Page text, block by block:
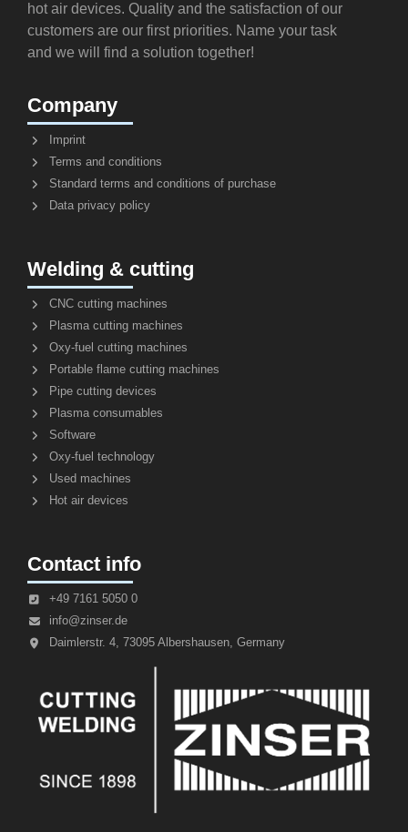
hot air devices. Quality and the satisfaction of our
customers are our first priorities. Name your task
and we will find a solution together!
Company
Imprint
Terms and conditions
Standard terms and conditions of purchase
Data privacy policy
Welding & cutting
CNC cutting machines
Plasma cutting machines
Oxy-fuel cutting machines
Portable flame cutting machines
Pipe cutting devices
Plasma consumables
Software
Oxy-fuel technology
Used machines
Hot air devices
Contact info
+49 7161 5050 0
info@zinser.de
Daimlerstr. 4, 73095 Albershausen, Germany